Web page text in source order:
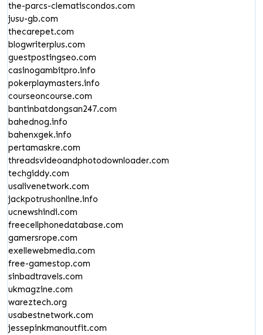
the-parcs-clematiscondos.com
jusu-gb.com
thecarepet.com
blogwriterplus.com
guestpostingseo.com
casinogambitpro.info
pokerplaymasters.info
courseoncourse.com
bantinbatdongsan247.com
bahednog.info
bahenxgek.info
pertamaskre.com
threadsvideoandphotodownloader.com
techgiddy.com
usalivenetwork.com
jackpotrushonline.info
ucnewshindi.com
freecellphonedatabase.com
gamersrope.com
exellewebmedia.com
free-gamestop.com
sinbadtravels.com
ukmagzine.com
wareztech.org
usabestnetwork.com
jessepinkmanoutfit.com